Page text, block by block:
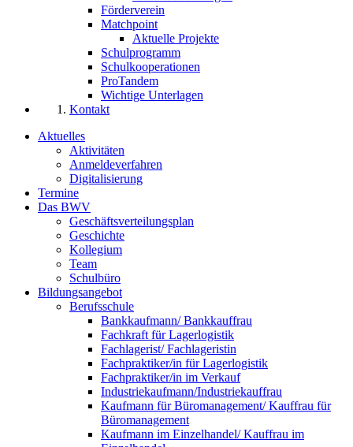
Förderverein
Matchpoint
Aktuelle Projekte
Schulprogramm
Schulkooperationen
ProTandem
Wichtige Unterlagen
Kontakt
Aktuelles
Aktivitäten
Anmeldeverfahren
Digitalisierung
Termine
Das BWV
Geschäftsverteilungsplan
Geschichte
Kollegium
Team
Schulbüro
Bildungsangebot
Berufsschule
Bankkaufmann/ Bankkauffrau
Fachkraft für Lagerlogistik
Fachlagerist/ Fachlageristin
Fachpraktiker/in für Lagerlogistik
Fachpraktiker/in im Verkauf
Industriekaufmann/Industriekauffrau
Kaufmann für Büromanagement/ Kauffrau für
Büromanagement
Kaufmann im Einzelhandel/ Kauffrau im